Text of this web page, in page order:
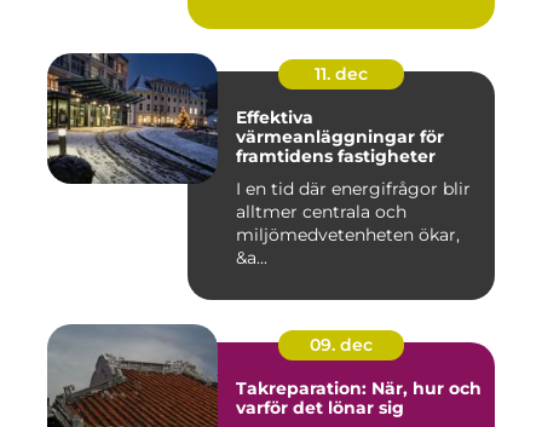
11. dec
Effektiva
värmeanläggningar för
framtidens fastigheter
I en tid där energifrågor blir
alltmer centrala och
miljömedvetenheten ökar,
&a...
09. dec
Takreparation: När, hur och
varför det lönar sig